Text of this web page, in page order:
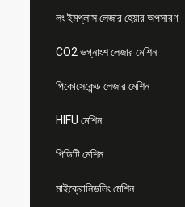
লং ইমপ্লাস লেজার হেয়ার অপসারণ
CO2 ভগ্নাংশ লেজার মেশিন
পিকোসেকেন্ড লেজার মেশিন
HIFU মেশিন
পিডিটি মেশিন
মাইক্রোনিডলিং মেশিন